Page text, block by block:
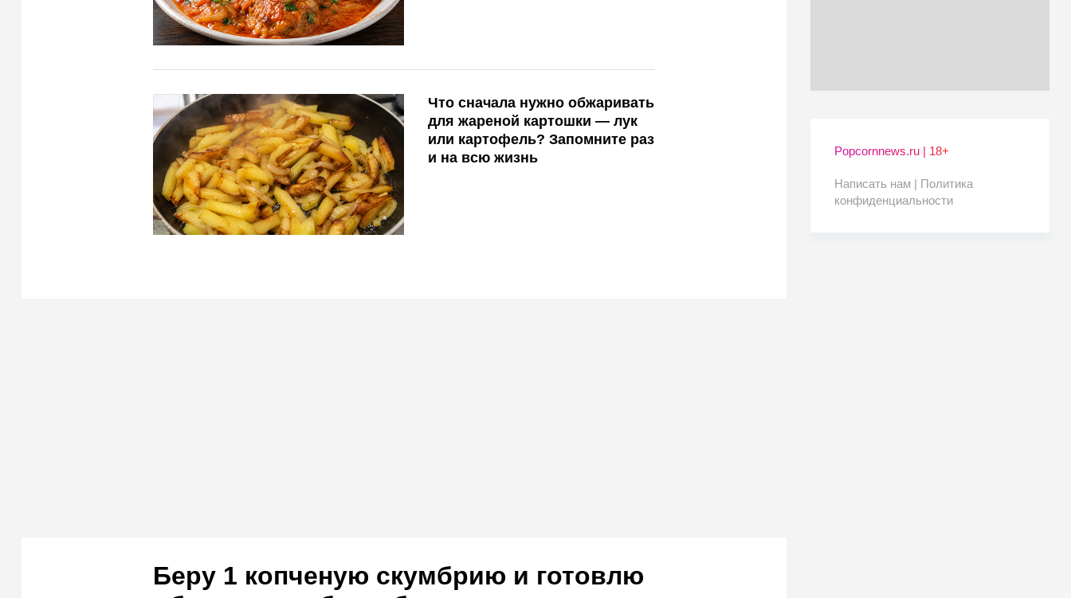
Что сначала нужно обжаривать
для жареной картошки — лук
или картофель? Запомните раз
и на всю жизнь
Беру 1 копченую скумбрию и готовлю
Popcornnews.ru | 18+
Написать нам | Политика
конфиденциальности